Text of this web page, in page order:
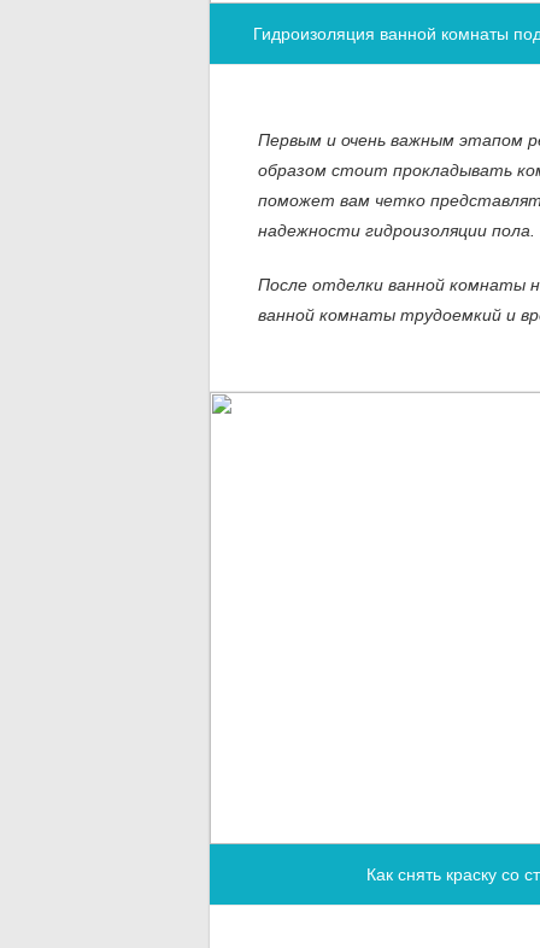
Гидроизоляция ванной комнаты
Первым и очень важным этапом
образом стоит прокладывать
поможет вам четко
надежности гидроизоляции пола.
После отделки ванной комнаты
ванной комнаты трудоемкий и
Как снять краску со